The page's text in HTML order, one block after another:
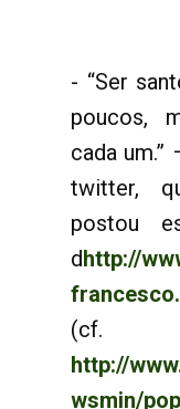
- “Ser
poucos,
cada
twitter,
postou
dhttp://
(cf.
http://
wsmin/